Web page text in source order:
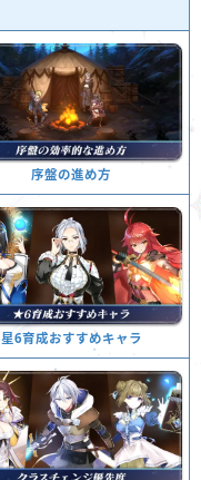
序盤の進め方
星6育成おすすめキャラ